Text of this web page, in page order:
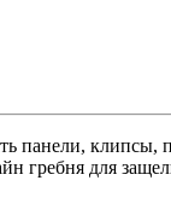
панели,
гребня для